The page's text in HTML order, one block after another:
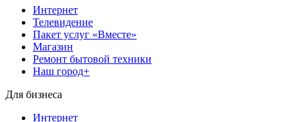
Интернет
Телевидение
Пакет услуг «Вместе»
Магазин
Ремонт бытовой техники
Наш город+
Для бизнеса
Интернет